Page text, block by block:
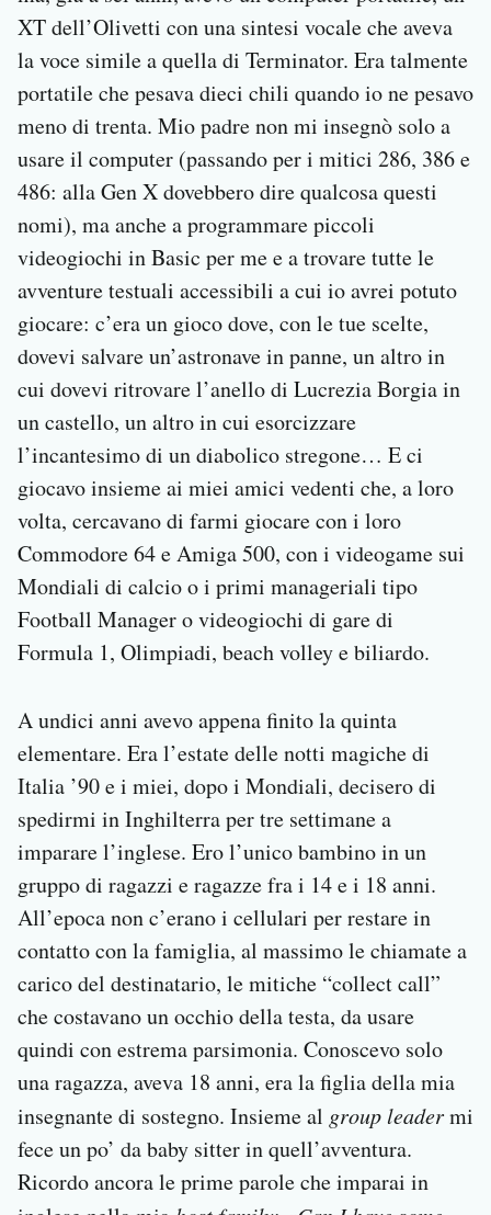
XT dell’Olivetti con una sintesi vocale che aveva
la voce simile a quella di Terminator. Era talmente
portatile che pesava dieci chili quando io ne pesavo
meno di trenta. Mio padre non mi insegnò solo a
usare il computer (passando per i mitici 286, 386 e
486: alla Gen X dovebbero dire qualcosa questi
nomi), ma anche a programmare piccoli
videogiochi in Basic per me e a trovare tutte le
avventure testuali accessibili a cui io avrei potuto
giocare: c’era un gioco dove, con le tue scelte,
dovevi salvare un’astronave in panne, un altro in
cui dovevi ritrovare l’anello di Lucrezia Borgia in
un castello, un altro in cui esorcizzare
l’incantesimo di un diabolico stregone… E ci
giocavo insieme ai miei amici vedenti che, a loro
volta, cercavano di farmi giocare con i loro
Commodore 64 e Amiga 500, con i videogame sui
Mondiali di calcio o i primi manageriali tipo
Football Manager o videogiochi di gare di
Formula 1, Olimpiadi, beach volley e biliardo.
A undici anni avevo appena finito la quinta
elementare. Era l’estate delle notti magiche di
Italia ’90 e i miei, dopo i Mondiali, decisero di
spedirmi in Inghilterra per tre settimane a
imparare l’inglese. Ero l’unico bambino in un
gruppo di ragazzi e ragazze fra i 14 e i 18 anni.
All’epoca non c’erano i cellulari per restare in
contatto con la famiglia, al massimo le chiamate a
carico del destinatario, le mitiche “collect call”
che costavano un occhio della testa, da usare
quindi con estrema parsimonia. Conoscevo solo
una ragazza, aveva 18 anni, era la figlia della mia
insegnante di sostegno. Insieme al group leadermi
fece un po’ da baby sitter in quell’avventura.
Ricordo ancora le prime parole che imparai in